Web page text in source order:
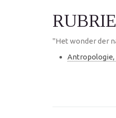
"Het wonder der
Antropologie,